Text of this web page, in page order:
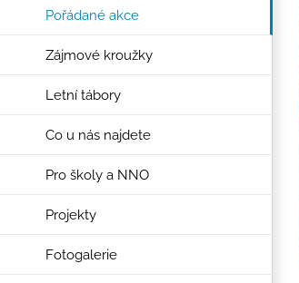
Pořádané akce
Zájmové kroužky
Letní tábory
Co u nás najdete
Pro školy a NNO
Projekty
Fotogalerie